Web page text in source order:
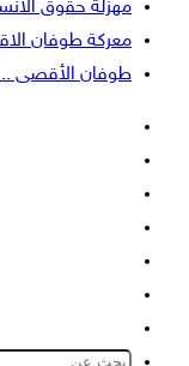
مهزلة حقوق
معركة طوفان
طوفان الأقصى ..